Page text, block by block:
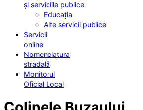
și serviciile publice
Educația
Alte servicii publice
Servicii
online
Nomenclatura
stradală
Monitorul
Oficial Local